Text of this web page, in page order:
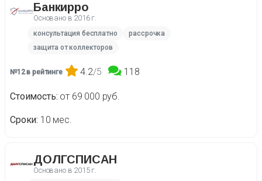
Банкирро
Основано в 2016 г.
консультация бесплатно
рассрочка
защита от коллекторов
№12 в рейтинге 4.2/5 118
Стоимость от 69 000 руб.
Сроки 10 мес.
ДОЛГСПИСАН
Основано в 2015 г.